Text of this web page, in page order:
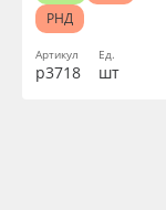
Артикул
р3718
Ед.
шт
РНД